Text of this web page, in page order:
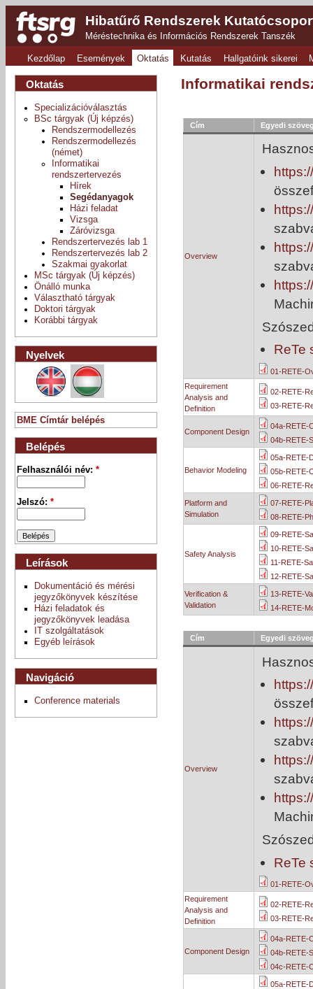
Hibatűrő Rendszerek
Méréstechnika és Információs Rendszerek Tanszék
Kezdőlap Események Oktatás Kutatás Hallgatóink sikerei
Informatikai
Cím Egyedi
Overview
ReTe
01-RETE-
Requirement
Analysis and
Definition
02-RETE-
03-RETE-
Component Design
04a-RETE-
04b-RETE-
Behavior Modeling
05a-RETE-
05b-RETE-
06-RETE-
Platform and
Simulation
07-RETE-
08-RETE-
Safety Analysis
09-RETE-
10-RETE-
11-RETE-
12-RETE-
Verification &
Validation
13-RETE-
14-RETE-
Cím Egyedi
Overview
ReTe
01-RETE-
Requirement
Analysis and
Definition
02-RETE-
03-RETE-
Component Design
04a-RETE-
04b-RETE-
04c-RETE-
05a-RETE-
Oktatás
Specializációválasztás
BSc tárgyak (Új képzés)
Rendszermodellezés
Rendszermodellezés
(német)
Informatikai
rendszertervezés
Hírek
Segédanyagok
Házi feladat
Vizsga
Záróvizsga
Rendszertervezés lab 1
Rendszertervezés lab 2
Szakmai gyakorlat
MSc tárgyak (Új képzés)
Önálló munka
Választható tárgyak
Doktori tárgyak
Korábbi tárgyak
Nyelvek
BME Címtár belépés
Belépés
Felhasználói név:*
Jelszó:*
Leírások
Dokumentáció és mérési
jegyzőkönyvek készítése
Házi feladatok és
jegyzőkönyvek leadása
IT szolgáltatások
Egyéb leírások
Navigáció
Conference materials